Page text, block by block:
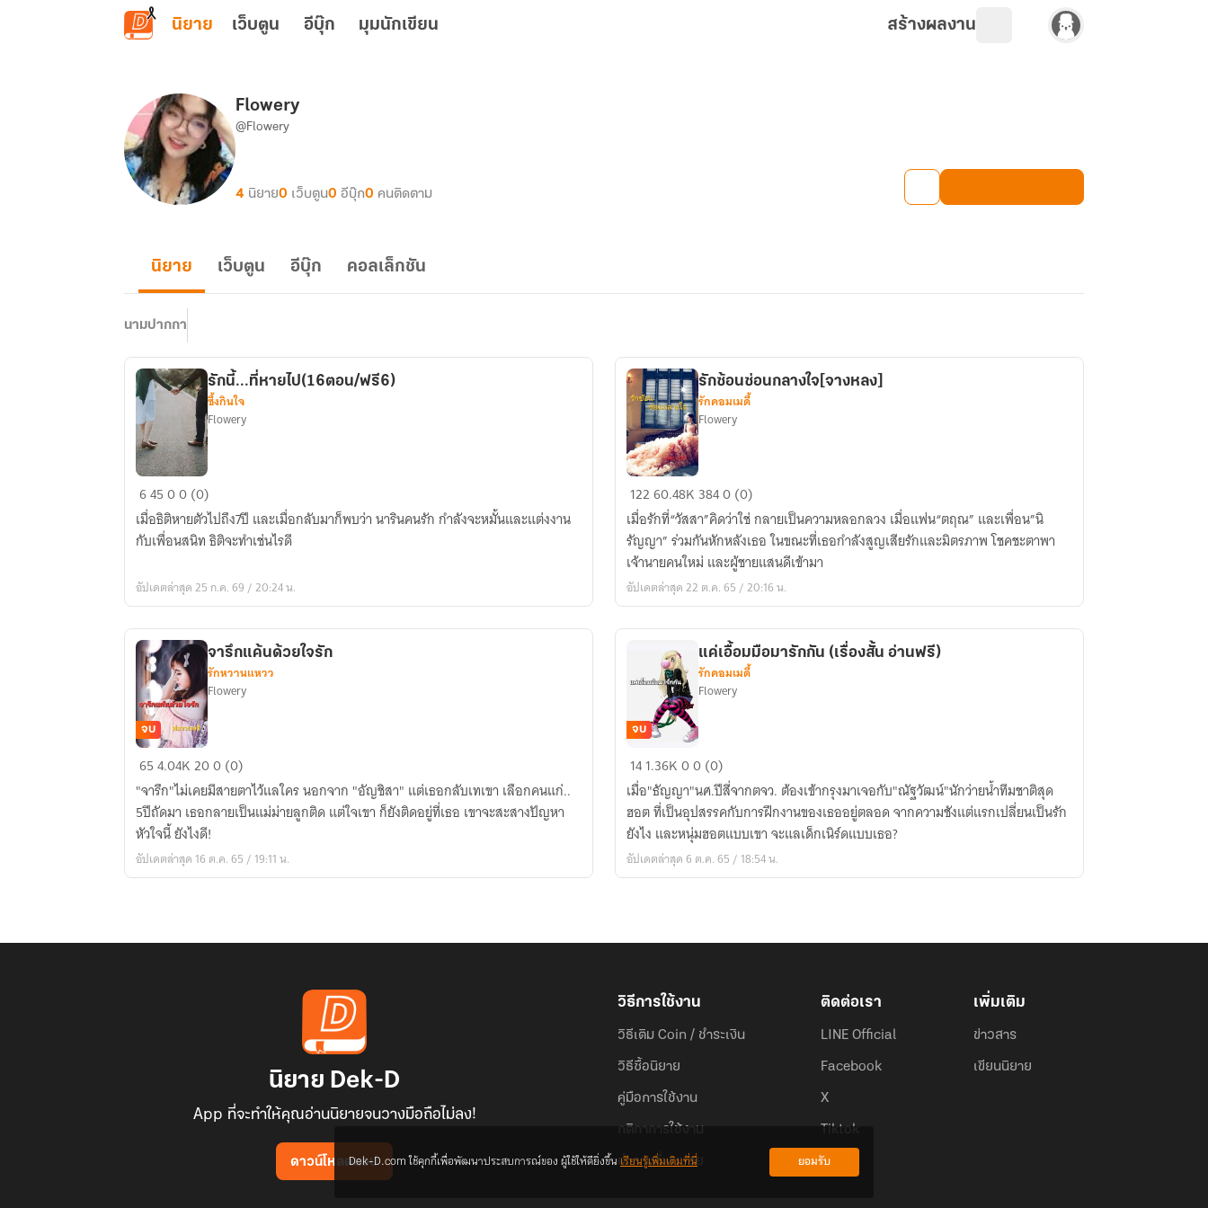
ข้ามไปยังเนื้อหาหลัก
นิยาย เว็บตูน อีบุ๊ก มุมนักเขียน สร้างผลงาน
Flowery
@Flowery
4 นิยาย0 เว็บตูน0 อีบุ๊ก0 คนติดตาม
นิยาย เว็บตูน อีบุ๊ก คอลเล็กชัน
นามปากกา
รัก
นี้...ที่
หาย
ไป(16ตอน/
รักนี้...ที่หายไป(16ตอน/ฟรี6)
ซึ้งกินใจ
Flowery
64500 (0)
เมื่อธิติหายตัวไปถึง7ปี และเมื่อกลับมาก็พบว่า นารินคนรัก กำลังจะหมั้นและแต่งงาน
กับเพื่อนสนิท ธิติจะทำเช่นไรดี
อัปเดตล่าสุด 25 ก.ค. 69 / 20:24 น.
รัก
ซ้อน
ซ่อน
กลาง
ใจ[จาง
หลง]
รักซ้อนซ่อนกลางใจ[จางหลง]
รักคอมเมดี้
Flowery
12260.48K 3840 (0)
เมื่อรักที่“วัสสา”คิดว่าใช่ กลายเป็นความหลอกลวง เมื่อแฟน“ตฤณ” และเพื่อน”นิ
รัญญา” ร่วมกันหักหลังเธอ ในขณะที่เธอกำลังสูญเสียรักและมิตรภาพ โชคชะตาพา
เจ้านายคนใหม่ และผู้ชายแสนดีเข้ามา
อัปเดตล่าสุด 22 ต.ค. 65 / 20:16 น.
จารึก
แค้น
ด้วย
ใจ
รัก
จบ
จารึกแค้นด้วยใจรัก
รักหวานแหวว
Flowery
654.04K200 (0)
"จารึก"ไม่เคยมีสายตาไว้แลใคร นอกจาก "อัญชิสา" แต่เธอกลับเทเขา เลือกคนแก่..
5ปีถัดมา เธอกลายเป็นแม่ม่ายลูกติด แต่ใจเขา ก็ยังติดอยู่ที่เธอ เขาจะสะสางปัญหา
หัวใจนี้ ยังไงดี!
อัปเดตล่าสุด 16 ต.ค. 65 / 19:11 น.
แค่
เอื้อม
มือ
มา
รัก
กัน
จบ
แค่เอื้อมมือมารักกัน (เรื่องสั้น อ่านฟรี)
รักคอมเมดี้
Flowery
141.36K00 (0)
เมื่อ"ธัญญา"นศ.ปีสี่จากตจว. ต้องเข้ากรุงมาเจอกับ"ณัฐวัฒน์"นักว่ายน้ำทีมชาติสุด
ฮอต ที่เป็นอุปสรรคกับการฝึกงานของเธออยู่ตลอด จากความชังแต่แรกเปลี่ยนเป็นรัก
ยังไง และหนุ่มฮอตแบบเขา จะแลเด็กเนิร์ดแบบเธอ?
อัปเดตล่าสุด 6 ต.ค. 65 / 18:54 น.
นิยาย Dek-D
App ที่จะทำให้คุณอ่านนิยายจนวางมือถือไม่ลง!
ดาวน์โหลดแอป
วิธีการใช้งาน
วิธีเติม Coin / ชำระเงิน
วิธีซื้อนิยาย
คู่มือการใช้งาน
กติกาการใช้งาน
คำถามที่พบบ่อย
ติดต่อเรา
LINE Official
Facebook
X
Tiktok
เพิ่มเติม
ข่าวสาร
เขียนนิยาย
Dek-D.com ใช้คุกกี้เพื่อพัฒนาประสบการณ์ของ ผู้ใช้ให้ดียิ่งขึ้นเรียนรู้เพิ่มเติมที่นี่ ยอมรับ